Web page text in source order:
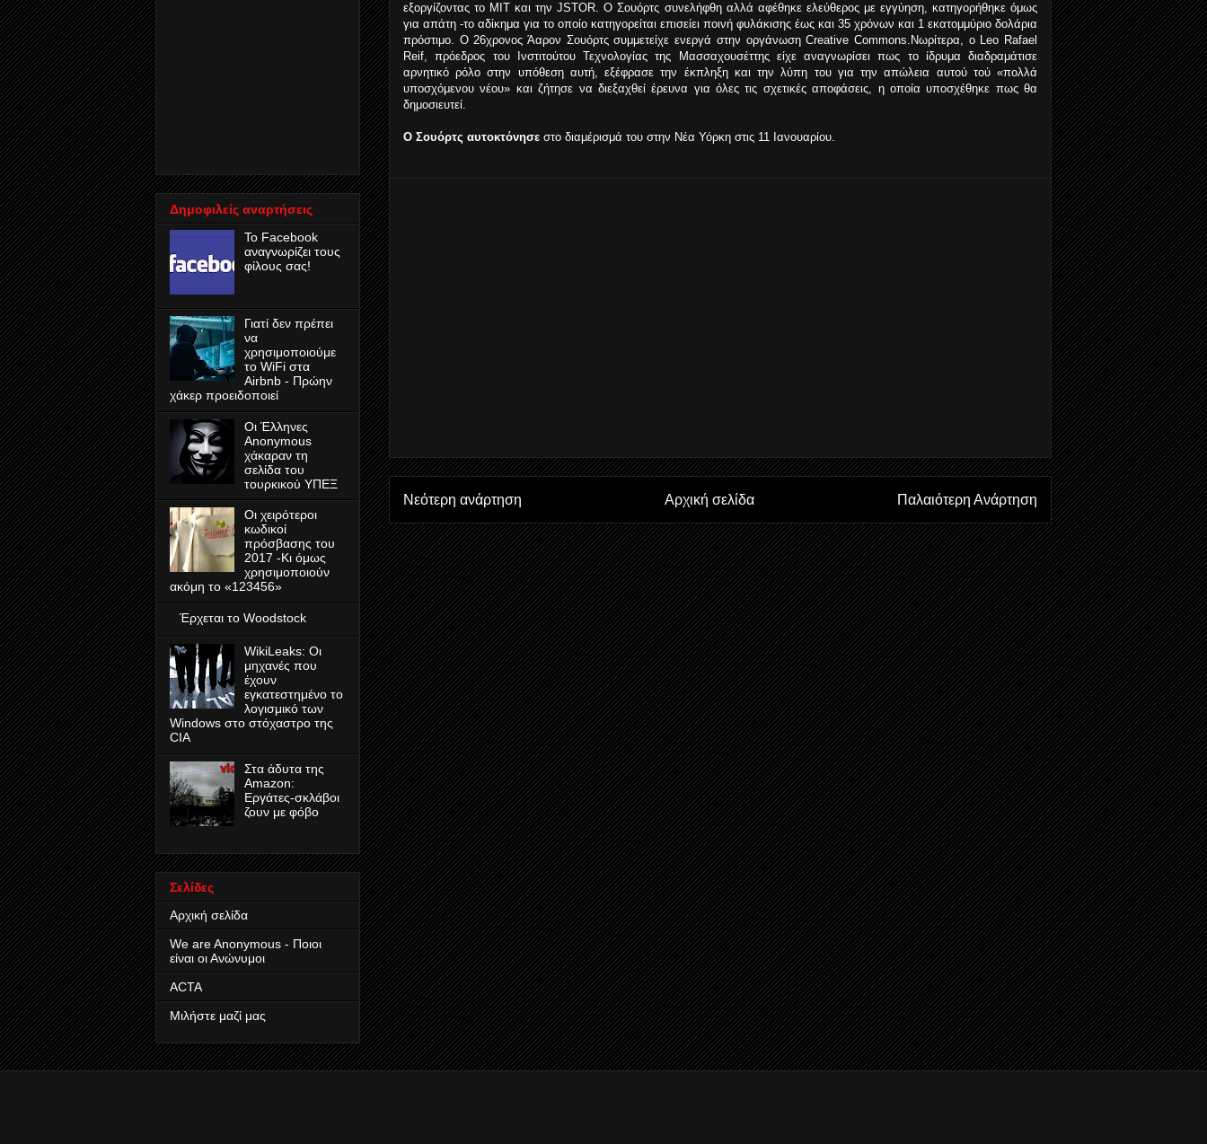
εξοργίζοντας το MIT και την JSTOR. Ο Σουόρτς συνελήφθη αλλά αφέθηκε ελεύθερος με εγγύηση, κατηγορήθηκε όμως
για απάτη -το αδίκημα για το οποίο κατηγορείται επισείει ποινή φυλάκισης έως και 35 χρόνων και 1 εκατομμύριο δολάρια
πρόστιμο. Ο 26χρονος Άαρον Σουόρτς συμμετείχε ενεργά στην οργάνωση Creative Commons.Νωρίτερα, ο Leo Rafael
Reif, πρόεδρος του Ινστιτούτου Τεχνολογίας της Μασσαχουσέττης είχε αναγνωρίσει πως το ίδρυμα διαδραμάτισε
αρνητικό ρόλο στην υπόθεση αυτή, εξέφρασε την έκπληξη και την λύπη του για την απώλεια αυτού τού «πολλά
υποσχόμενου νέου» και ζήτησε να διεξαχθεί έρευνα για όλες τις σχετικές αποφάσεις, η οποία υποσχέθηκε πως θα
δημοσιευτεί.
O Σουόρτς αυτοκτόνησε στο διαμέρισμά του στην Νέα Υόρκη στις 11 Ιανουαρίου.
Νεότερη ανάρτηση Παλαιότερη Ανάρτηση
Αρχική σελίδα
Δημοφιλείς αναρτήσεις
Το Facebook
αναγνωρίζει τους
φίλους σας!
Γιατί δεν πρέπει
να
χρησιμοποιούμε
το WiFi στα
Airbnb - Πρώην
χάκερ προειδοποιεί
Οι Έλληνες
Anonymous
χάκαραν τη
σελίδα του
τουρκικού ΥΠΕΞ
Οι χειρότεροι
κωδικοί
πρόσβασης του
2017 -Κι όμως
χρησιμοποιούν
ακόμη το «123456»
Έρχεται το Woodstock
WikiLeaks: Οι
μηχανές που
έχουν
εγκατεστημένο το
λογισμικό των
Windows στο στόχαστρο της
CIA
Στα άδυτα της
Amazon:
Εργάτες-σκλάβοι
ζουν με φόβο
Σελίδες
Αρχική σελίδα
We are Anonymous - Ποιοι
είναι οι Ανώνυμοι
ACTA
Μιλήστε μαζί μας